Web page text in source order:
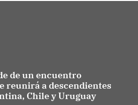
de un encuentro
reunirá a descendientes
Chile y Uruguay